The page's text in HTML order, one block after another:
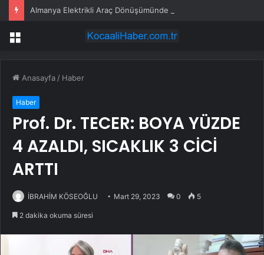
Almanya Elektrikli Araç Dönüşümünde Krizle Karşı Karşıya
Menü
Anasayfa / Haber
Haber
Prof. Dr. TECER: BOYA YÜZDE
4 AZALDI, SICAKLIK 3 CİCİ
ARTTI
İBRAHİM KÖSEOĞLU Mart 29, 2023 0 5
2 dakika okuma süresi